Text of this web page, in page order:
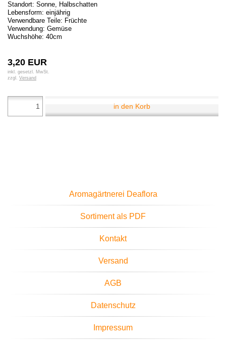
Standort: Sonne, Halbschatten
Lebensform: einjährig
Verwendbare Teile: Früchte
Verwendung: Gemüse
Wuchshöhe: 40cm
3,20 EUR
inkl. gesetzl. MwSt.
zzgl. Versand
in den Korb
Aromagärtnerei Deaflora
Sortiment als PDF
Kontakt
Versand
AGB
Datenschutz
Impressum